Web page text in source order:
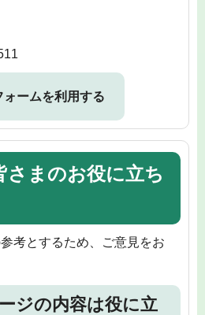
ームを利用する
さまのお役に立ち
考とするため、ご意見をお
ジの内容は役に立